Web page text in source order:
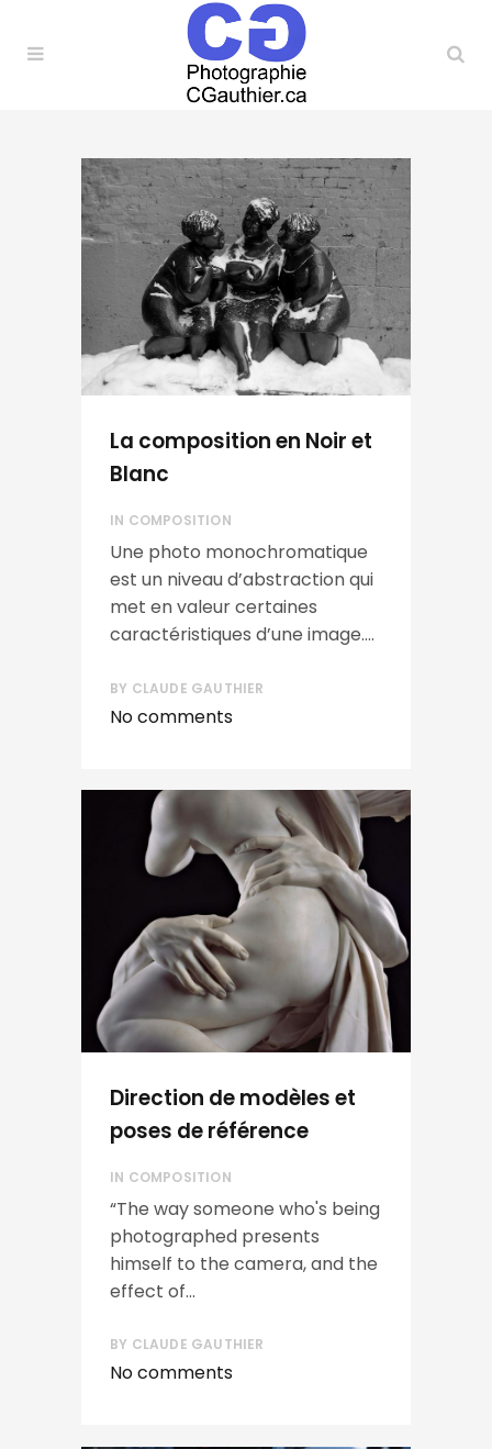
La composition en Noir et
Blanc
IN COMPOSITION
Une photo monochromatique
est un niveau d’abstraction qui
met en valeur certaines
caractéristiques d’une image....
BY CLAUDE GAUTHIER
No comments
Direction de modèles et
poses de référence
IN COMPOSITION
“The way someone who's being
photographed presents
himself to the camera, and the
effect of...
BY CLAUDE GAUTHIER
No comments